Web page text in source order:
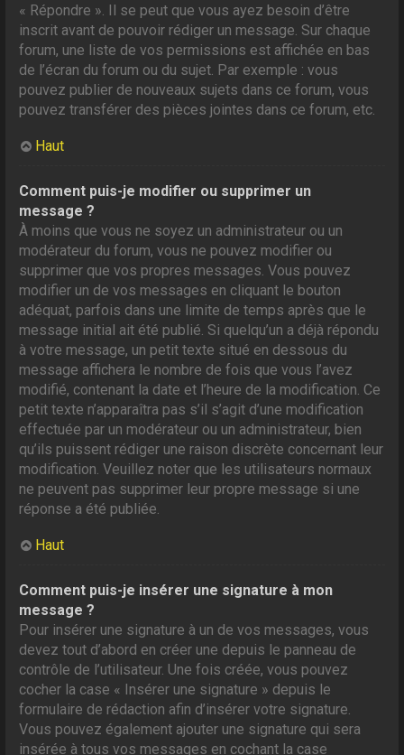
« Répondre ». Il se peut que vous ayez besoin d’être
inscrit avant de pouvoir rédiger un message. Sur chaque
forum, une liste de vos permissions est affichée en bas
de l’écran du forum ou du sujet. Par exemple : vous
pouvez publier de nouveaux sujets dans ce forum, vous
pouvez transférer des pièces jointes dans ce forum, etc.
Haut
Comment puis-je modifier ou supprimer un
message ?
À moins que vous ne soyez un administrateur ou un
modérateur du forum, vous ne pouvez modifier ou
supprimer que vos propres messages. Vous pouvez
modifier un de vos messages en cliquant le bouton
adéquat, parfois dans une limite de temps après que le
message initial ait été publié. Si quelqu’un a déjà répondu
à votre message, un petit texte situé en dessous du
message affichera le nombre de fois que vous l’avez
modifié, contenant la date et l’heure de la modification. Ce
petit texte n’apparaîtra pas s’il s’agit d’une modification
effectuée par un modérateur ou un administrateur, bien
qu’ils puissent rédiger une raison discrète concernant leur
modification. Veuillez noter que les utilisateurs normaux
ne peuvent pas supprimer leur propre message si une
réponse a été publiée.
Haut
Comment puis-je insérer une signature à mon
message ?
Pour insérer une signature à un de vos messages, vous
devez tout d’abord en créer une depuis le panneau de
contrôle de l’utilisateur. Une fois créée, vous pouvez
cocher la case « Insérer une signature » depuis le
formulaire de rédaction afin d’insérer votre signature.
Vous pouvez également ajouter une signature qui sera
insérée à tous vos messages en cochant la case